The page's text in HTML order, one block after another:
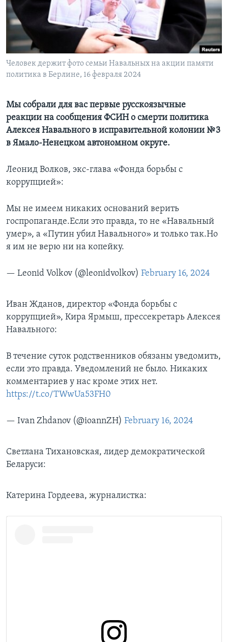
Learning English
СОЦИАЛЬНЫЕ СЕТИ
Человек держит фото семьи Навальных на акции памяти
политика в Берлине, 16 февраля 2024
Мы собрали для вас первые русскоязычные
реакции на сообщения ФСИН о смерти политика
Алексея Навального в исправительной колонии № 3
в Ямало-Ненецком автономном округе.
Леонид Волков, экс-глава «Фонда борьбы с
коррупцией»:
Мы не имеем никаких оснований верить
госпропаганде.Если это правда, то не «Навальный
умер», а «Путин убил Навального» и только так.Но
я им не верю ни на копейку.
— Leonid Volkov (@leonidvolkov) February 16, 2024
Иван Жданов, директор «Фонда борьбы с
коррупцией», Кира Ярмыш, прессекретарь Алексея
Навального:
В течение суток родственников обязаны уведомить,
если это правда. Уведомлений не было. Никаких
комментариев у нас кроме этих нет.
https://t.co/TWwUa53FH0
— Ivan Zhdanov (@ioannZH) February 16, 2024
Светлана Тихановская, лидер демократической
Беларуси:
Катерина Гордеева, журналистка: